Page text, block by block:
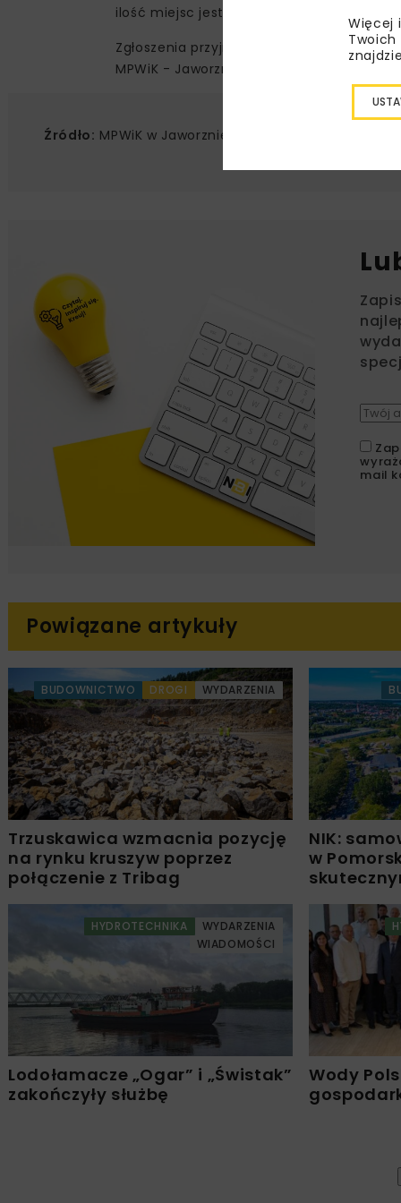
ilość miejsc jest ograniczona. Decyduje
Zgłoszenia przyjmowane są w terminie
MPWiK - Jaworzno, ul. św. Wojciecha 34,
Źródło: MPWiK w Jaworznie
mail
Powiązane artykuły
BUDOWNICTWO DROGI WYDARZENIA
Trzuskawica wzmacnia pozycję
na rynku kruszyw poprzez
połączenie z Tribag
NIK:
w
HYDROTECHNIKA
WYDARZENIA
WIADOMOŚCI
Lodołamacze „Ogar” i „Świstak”
zakończyły służbę
Wody
Więcej